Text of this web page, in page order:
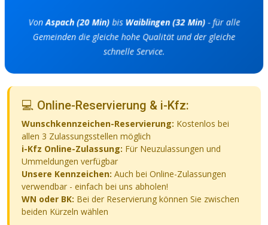
VonAspach (20 Min) bis Waiblingen (32 Min)- für alle
Gemeinden die gleiche hohe Qualität und der gleiche
schnelle Service.
💻 Online-Reservierung & i-Kfz:
Wunschkennzeichen-Reservierung: Kostenlos bei
allen 3 Zulassungsstellen möglich
i-Kfz Online-Zulassung: Für Neuzulassungen und
Ummeldungen verfügbar
Unsere Kennzeichen: Auch bei Online-Zulassungen
verwendbar - einfach bei uns abholen!
WN oder BK: Bei der Reservierung können Sie zwischen
beiden Kürzeln wählen